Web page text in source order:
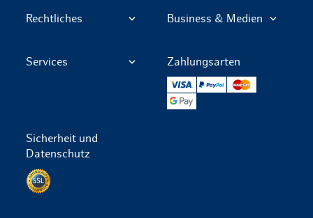
Rechtliches Business & Medien
Services Zahlungsarten
VISA PayPal
Sicherheit und
Datenschutz